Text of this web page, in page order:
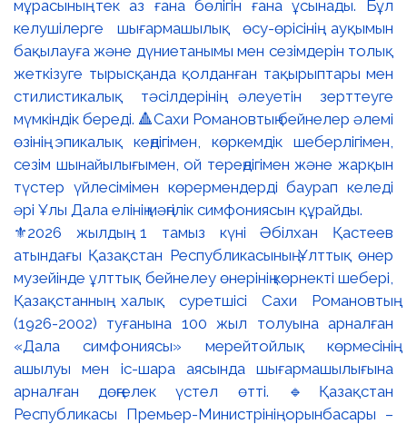
⚜️2026 жылдың 1 тамыз күні Әбілхан Қастеев
атындағы Қазақстан Республикасының Ұлттық өнер
музейінде ұлттық бейнелеу өнерінің көрнекті шебері,
Қазақстанның халық суретшісі Сахи Романовтың
(1926-2002) туғанына 100 жыл толуына арналған
«Дала симфониясы» мерейтойлық көрмесінің
ашылуы мен іс-шара аясында шығармашылығына
арналған дөңгелек үстел өтті. 🔹Қазақстан
Республикасы Премьер-Министрінің орынбасары –